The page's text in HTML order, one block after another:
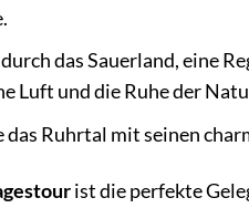
das Sauerland, eine
Luft und die Ruhe der
das Ruhrtal mit seinen
ist die perfekte